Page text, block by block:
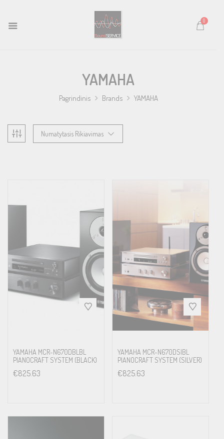
0
YAMAHA
Pagrindinis Brands YAMAHA
Numatytasis Rikiavimas
YAMAHA MCR-N670DBLBL
PIANOCRAFT SYSTEM (BLACK)
€825.63
YAMAHA MCR-N670DSIBL
PIANOCRAFT SYSTEM (SILVER)
€825.63